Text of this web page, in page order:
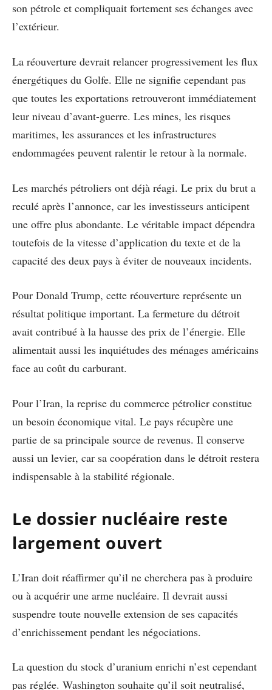
son pétrole et compliquait fortement ses échanges avec
l’extérieur.
La réouverture devrait relancer progressivement les flux
énergétiques du Golfe. Elle ne signifie cependant pas
que toutes les exportations retrouveront immédiatement
leur niveau d’avant-guerre. Les mines, les risques
maritimes, les assurances et les infrastructures
endommagées peuvent ralentir le retour à la normale.
Les marchés pétroliers ont déjà réagi. Le prix du brut a
reculé après l’annonce, car les investisseurs anticipent
une offre plus abondante. Le véritable impact dépendra
toutefois de la vitesse d’application du texte et de la
capacité des deux pays à éviter de nouveaux incidents.
Pour Donald Trump, cette réouverture représente un
résultat politique important. La fermeture du détroit
avait contribué à la hausse des prix de l’énergie. Elle
alimentait aussi les inquiétudes des ménages américains
face au coût du carburant.
Pour l’Iran, la reprise du commerce pétrolier constitue
un besoin économique vital. Le pays récupère une
partie de sa principale source de revenus. Il conserve
aussi un levier, car sa coopération dans le détroit restera
indispensable à la stabilité régionale.
Le dossier nucléaire reste
largement ouvert
L’Iran doit réaffirmer qu’il ne cherchera pas à produire
ou à acquérir une arme nucléaire. Il devrait aussi
suspendre toute nouvelle extension de ses capacités
d’enrichissement pendant les négociations.
La question du stock d’uranium enrichi n’est cependant
pas réglée. Washington souhaite qu’il soit neutralisé,